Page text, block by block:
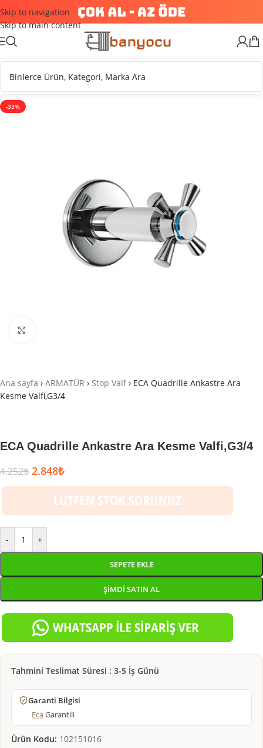
Skip to navigation
Skip to main content
-33%
Ana sayfa › ARMATÜR › Stop Valf› ECA Quadrille Ankastre Ara
Kesme Valfi,G3/4
ECA Quadrille Ankastre Ara Kesme Valfi,G3/4
4.252₺ 2.848₺
- +
SEPETE EKLE
ŞIMDI SATIN AL
Tahmini Teslimat Süresi : 3-5 İş Günü
Garanti Bilgisi
EcaGarantili
Ürün Kodu: 102151016